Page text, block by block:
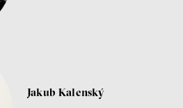
Jakub Kalenský